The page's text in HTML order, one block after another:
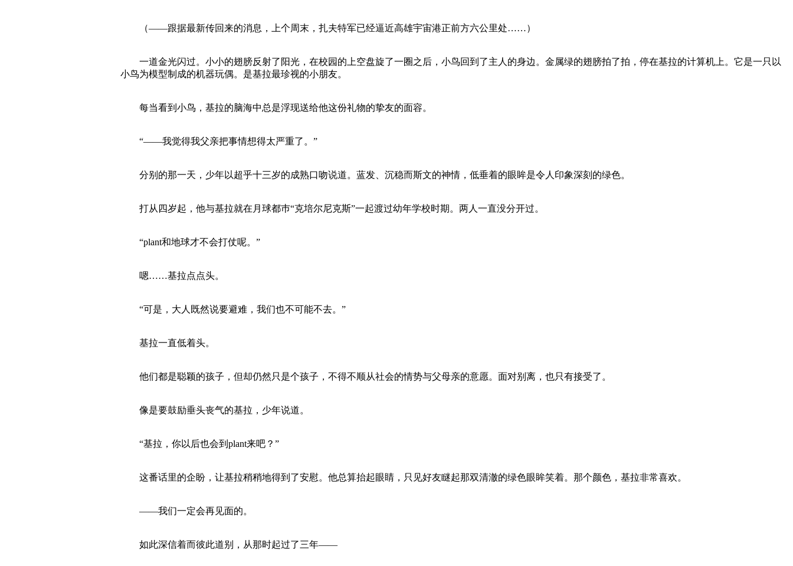
（——跟据最新传回来的消息，上个周末，扎夫特军已经逼近高雄宇宙港正前方六公里处……）
一道金光闪过。小小的翅膀反射了阳光，在校园的上空盘旋了一圈之后，小鸟回到了主人的身边。金属绿的翅膀拍了拍，停在基拉的计算机上。它是一只以
小鸟为模型制成的机器玩偶。是基拉最珍视的小朋友。
每当看到小鸟，基拉的脑海中总是浮现送给他这份礼物的挚友的面容。
“——我觉得我父亲把事情想得太严重了。”
分别的那一天，少年以超乎十三岁的成熟口吻说道。蓝发、沉稳而斯文的神情，低垂着的眼眸是令人印象深刻的绿色。
打从四岁起，他与基拉就在月球都巿“克培尔尼克斯”一起渡过幼年学校时期。两人一直没分开过。
“plant和地球才不会打仗呢。”
嗯……基拉点点头。
“可是，大人既然说要避难，我们也不可能不去。”
基拉一直低着头。
他们都是聪颖的孩子，但却仍然只是个孩子，不得不顺从社会的情势与父母亲的意愿。面对别离，也只有接受了。
像是要鼓励垂头丧气的基拉，少年说道。
“基拉，你以后也会到plant来吧？”
这番话里的企盼，让基拉稍稍地得到了安慰。他总算抬起眼睛，只见好友瞇起那双清澈的绿色眼眸笑着。那个颜色，基拉非常喜欢。
——我们一定会再见面的。
如此深信着而彼此道别，从那时起过了三年——